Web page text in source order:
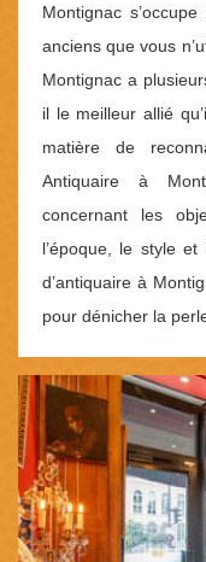
Montignac
anciens que vous
Montignac a
il le meilleur allié
matière de
Antiquaire à
concernant les
l’époque, le style
d’antiquaire à
pour dénicher la